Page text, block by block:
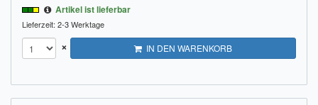
Artikel ist lieferbar
Lieferzeit: 2-3 Werktage
× IN DEN WARENKORB